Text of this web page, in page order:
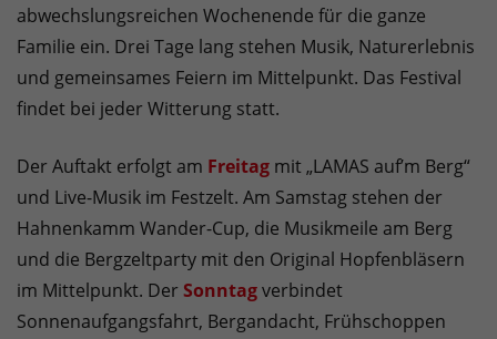
abwechslungsreichen Wochenende für die ganze
Familie ein. Drei Tage lang stehen Musik, Naturerlebnis
und gemeinsames Feiern im Mittelpunkt. Das Festival
findet bei jeder Witterung statt.
Der Auftakt erfolgt am Freitag mit „LAMAS auf’m Berg“
und Live-Musik im Festzelt. Am Samstag stehen der
Hahnenkamm Wander-Cup, die Musikmeile am Berg
und die Bergzeltparty mit den Original Hopfenbläsern
im Mittelpunkt. Der Sonntagverbindet
Sonnenaufgangsfahrt, Bergandacht, Frühschoppen